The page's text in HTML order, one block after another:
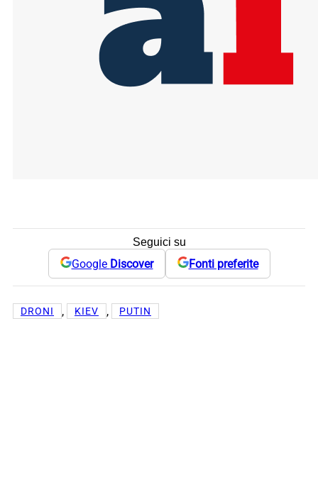
Seguici su
Google Discover Fonti preferite
DRONI , KIEV , PUTIN